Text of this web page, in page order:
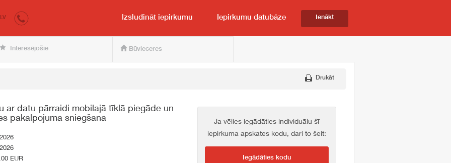
pircējam un pārdevējam
LV Izsludināt iepirkumu Iepirkumu datubāze Ienākt
Interesējošie Būvieceres
Drukāt
ar datu pārraidi mobilajā tīklā piegāde un
pakalpojuma sniegšana
EUR
Ja vēlies iegādāties individuālu šī
iepirkuma apskates kodu, dari to šeit:
Iegādāties kodu